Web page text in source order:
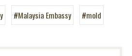
#Malaysia Embassy #mold